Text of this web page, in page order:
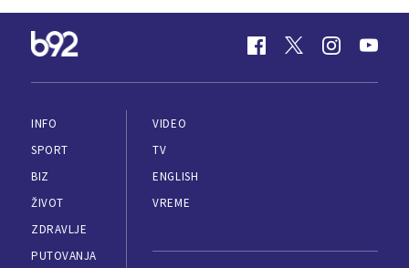
INFO
SPORT
BIZ
ŽIVOT
ZDRAVLJE
PUTOVANJA
VIDEO
TV
ENGLISH
VREME